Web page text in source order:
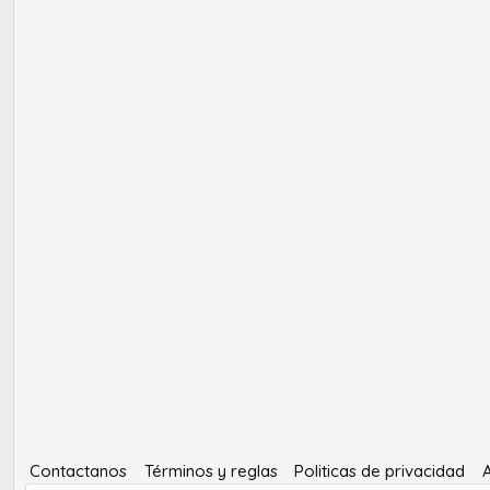
Contactanos Términos y reglas Politicas de privacidad